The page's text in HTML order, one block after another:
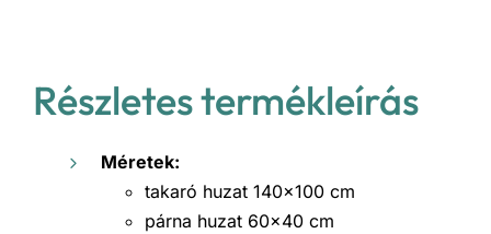
Részletes termékleírás
Méretek:
takaró huzat 140×100 cm
párna huzat 60×40 cm